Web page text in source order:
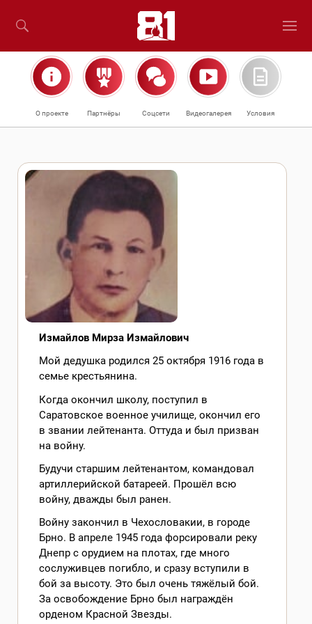
О проекте Партнёры Соцсети Видеогалерея Условия
Измайлов Мирза Измайлович
Мой дедушка родился 25 октября 1916 года в
семье крестьянина.
Когда окончил школу, поступил в
Саратовское военное училище, окончил его
в звании лейтенанта. Оттуда и был призван
на войну.
Будучи старшим лейтенантом, командовал
артиллерийской батареей. Прошёл всю
войну, дважды был ранен.
Войну закончил в Чехословакии, в городе
Брно. В апреле 1945 года форсировали реку
Днепр с орудием на плотах, где много
сослуживцев погибло‚ и сразу вступили в
бой за высоту. Это был очень тяжёлый бой.
За освобождение Брно был награждён
орденом Красной Звезды.